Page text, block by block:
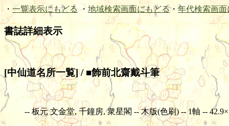
・ 一覧表示にもどる ・ 地域検索画面にもどる・ 年代検索画面
書誌詳細表示
[中仙道名所一覧] / ■飾前北齋戴斗筆
-- 板元 文金堂, 千鐘房, 衆星閣 -- 木版(色刷) -- 1軸 --